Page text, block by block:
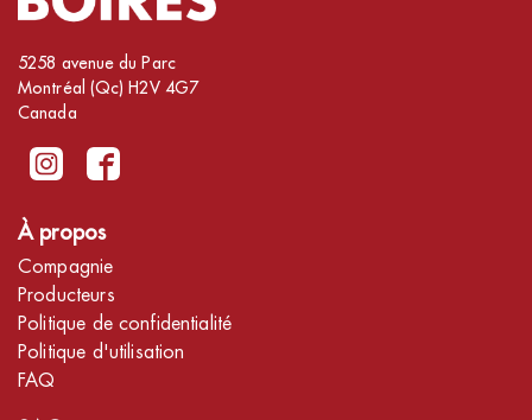
5258 avenue du Parc
Montréal (Qc) H2V 4G7
Canada
À propos
Compagnie
Producteurs
Politique de confidentialité
Politique d'utilisation
FAQ